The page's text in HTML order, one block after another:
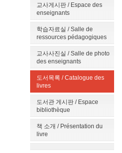
교사게시판 / Espace des
enseignants
학습자료실 / Salle de
ressources pédagogiques
교사사진실 / Salle de photo
des enseignants
도서목록 / Catalogue des
livres
도서관 게시판 / Espace
bibliothèque
책 소개 / Présentation du
livre